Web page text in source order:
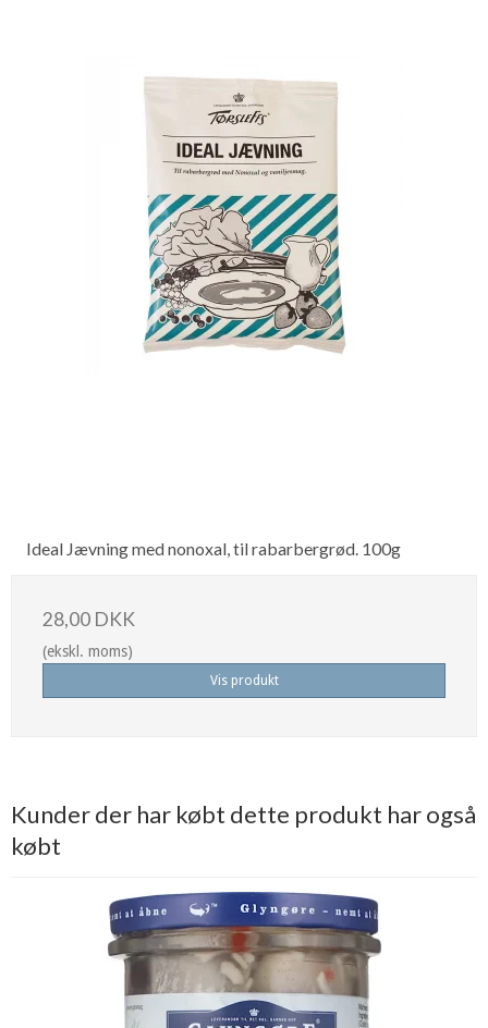
Ideal Jævning med nonoxal, til rabarbergrød. 100g
28,00 DKK
(ekskl. moms)
Vis produkt
Kunder der har købt dette produkt har også
købt